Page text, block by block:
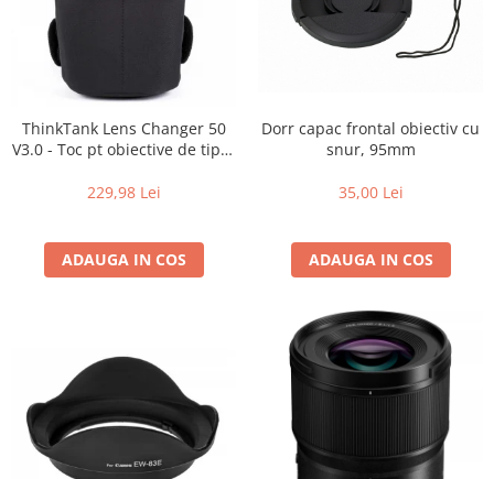
ThinkTank Lens Changer 50
V3.0 - Toc pt obiective de tipul
229,98 Lei
ADAUGA IN COS
Dorr capac frontal obiectiv cu
snur, 95mm
35,00 Lei
ADAUGA IN COS